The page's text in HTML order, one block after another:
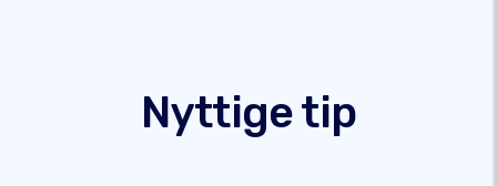
Nyttige tip